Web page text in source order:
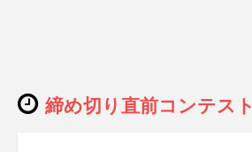
締め切り直前コンテスト